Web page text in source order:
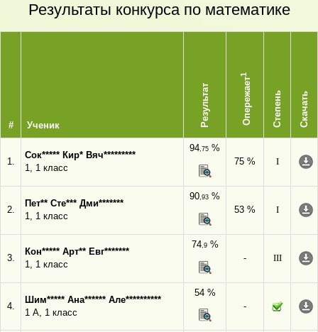
Результаты конкурса по математике
# Ученик Результат Опережает
1
Степень Скачать
1.
Сок***** Кир* Вяч*********
1, 1 класс
94,75 %
75 %
I
2.
Пет** Сте*** Дми*******
1, 1 класс
90,93 %
53 %
I
3.
Кон***** Арт** Евг*******
1, 1 класс
74,9%
-
III
4.
Шим***** Ана****** Але**********
1 А, 1 класс
54 %
-